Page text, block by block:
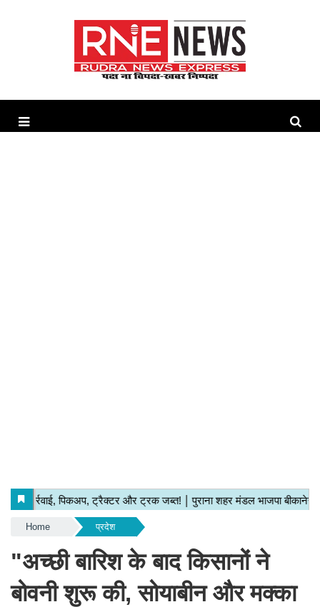
Home प्रदेश
"अच्छी बारिश के बाद किसानों ने
बोवनी शुरू की, सोयाबीन और मक्का